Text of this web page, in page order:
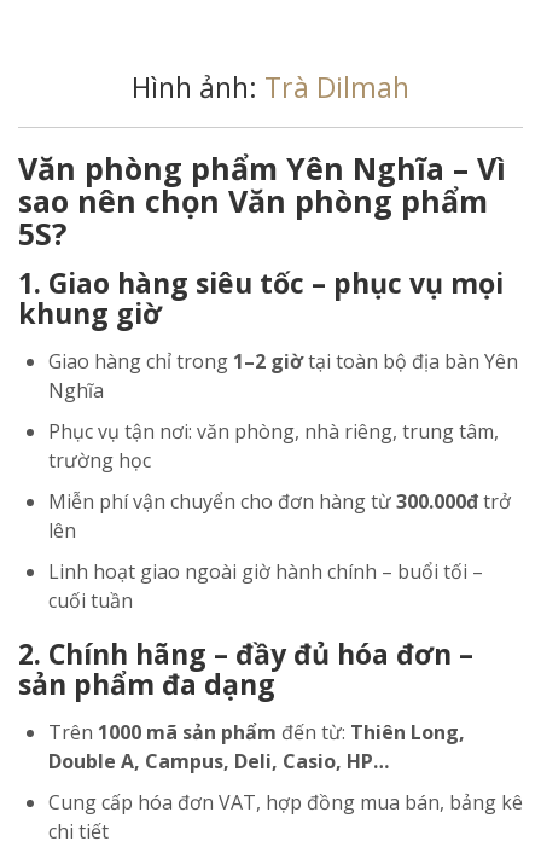
Hình ảnh: Trà Dilmah
Văn phòng phẩm Yên Nghĩa – Vì
sao nên chọn Văn phòng phẩm
5S?
1. Giao hàng siêu tốc – phục vụ mọi
khung giờ
Giao hàng chỉ trong 1–2 giờtại toàn bộ địa bàn Yên
Nghĩa
Phục vụ tận nơi: văn phòng, nhà riêng, trung tâm,
trường học
Miễn phí vận chuyển cho đơn hàng từ300.000đtrở
lên
Linh hoạt giao ngoài giờ hành chính – buổi tối –
cuối tuần
2. Chính hãng – đầy đủ hóa đơn –
sản phẩm đa dạng
Trên 1000 mã sản phẩm đến từ: Thiên Long,
Double A, Campus, Deli, Casio, HP…
Cung cấp hóa đơn VAT, hợp đồng mua bán, bảng kê
chi tiết